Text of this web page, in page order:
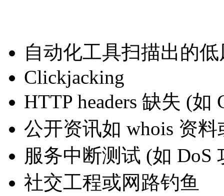
自动化工具扫描出的
Clickjacking
HTTP headers 缺失 (如
公开资讯如 whois 资料
服务中断测试 (如 DoS
社交工程或网路钓鱼